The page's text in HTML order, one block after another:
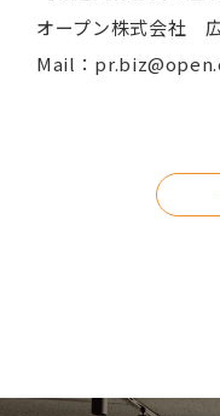
オープン株式会社
Mail：